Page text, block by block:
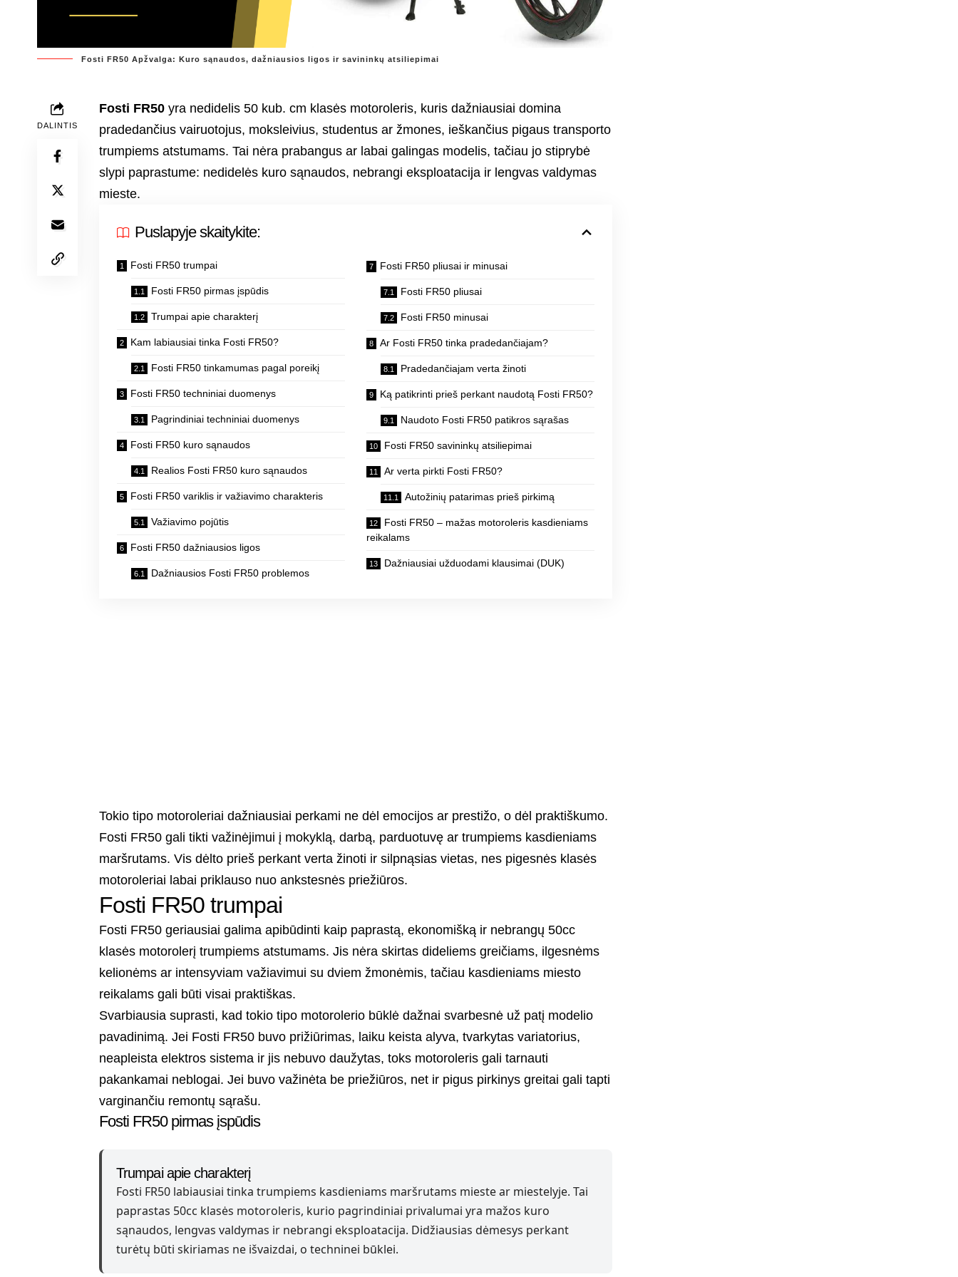
Fosti FR50 Apžvalga: Kuro sąnaudos, dažniausios ligos ir savininkų atsiliepimai
DALINTIS
Fosti FR50 yra nedidelis 50 kub. cm klasės motoroleris, kuris dažniausiai domina
pradedančius vairuotojus, moksleivius, studentus ar žmones, ieškančius pigaus transporto
trumpiems atstumams. Tai nėra prabangus ar labai galingas modelis, tačiau jo stiprybė
slypi paprastume: nedidelės kuro sąnaudos, nebrangi eksploatacija ir lengvas valdymas
mieste.
Puslapyje skaitykite:
Fosti FR50 trumpai
Fosti FR50 pirmas įspūdis
Trumpai apie charakterį
Kam labiausiai tinka Fosti FR50?
Fosti FR50 tinkamumas pagal poreikį
Fosti FR50 techniniai duomenys
Pagrindiniai techniniai duomenys
Fosti FR50 kuro sąnaudos
Realios Fosti FR50 kuro sąnaudos
Fosti FR50 variklis ir važiavimo charakteris
Važiavimo pojūtis
Fosti FR50 dažniausios ligos
Dažniausios Fosti FR50 problemos
Fosti FR50 pliusai ir minusai
Fosti FR50 pliusai
Fosti FR50 minusai
Ar Fosti FR50 tinka pradedančiajam?
Pradedančiajam verta žinoti
Ką patikrinti prieš perkant naudotą Fosti FR50?
Naudoto Fosti FR50 patikros sąrašas
Fosti FR50 savininkų atsiliepimai
Ar verta pirkti Fosti FR50?
Autožinių patarimas prieš pirkimą
Fosti FR50 – mažas motoroleris kasdieniams
reikalams
Dažniausiai užduodami klausimai (DUK)
Tokio tipo motoroleriai dažniausiai perkami ne dėl emocijos ar prestižo, o dėl praktiškumo.
Fosti FR50 gali tikti važinėjimui į mokyklą, darbą, parduotuvę ar trumpiems kasdieniams
maršrutams. Vis dėlto prieš perkant verta žinoti ir silpnąsias vietas, nes pigesnės klasės
motoroleriai labai priklauso nuo ankstesnės priežiūros.
Fosti FR50 trumpai
Fosti FR50 geriausiai galima apibūdinti kaip paprastą, ekonomišką ir nebrangų 50cc
klasės motorolerį trumpiems atstumams. Jis nėra skirtas dideliems greičiams, ilgesnėms
kelionėms ar intensyviam važiavimui su dviem žmonėmis, tačiau kasdieniams miesto
reikalams gali būti visai praktiškas.
Svarbiausia suprasti, kad tokio tipo motorolerio būklė dažnai svarbesnė už patį modelio
pavadinimą. Jei Fosti FR50 buvo prižiūrimas, laiku keista alyva, tvarkytas variatorius,
neapleista elektros sistema ir jis nebuvo daužytas, toks motoroleris gali tarnauti
pakankamai neblogai. Jei buvo važinėta be priežiūros, net ir pigus pirkinys greitai gali tapti
varginančiu remontų sąrašu.
Fosti FR50 pirmas įspūdis
Trumpai apie charakterį
Fosti FR50 labiausiai tinka trumpiems kasdieniams maršrutams mieste ar miestelyje. Tai
paprastas 50cc klasės motoroleris, kurio pagrindiniai privalumai yra mažos kuro
sąnaudos, lengvas valdymas ir nebrangi eksploatacija. Didžiausias dėmesys perkant
turėtų būti skiriamas ne išvaizdai, o techninei būklei.